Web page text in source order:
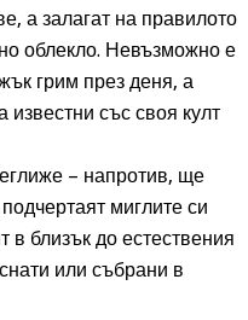
а залагат на правилото
облекло. Невъзможно е
грим през деня, а
със своя култ
– напротив, ще
миглите си
в близък до естествения
или събрани в